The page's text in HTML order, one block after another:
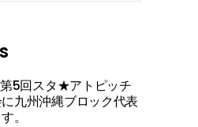
5回スタ★アトピッチ
九州沖縄ブロック代表
。